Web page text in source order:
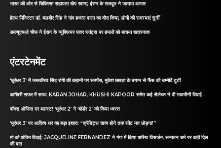
भारत की ओर से चिकित्सा सहायता खेप रवाना, ईरान के राजदूत ने जताया आभार
हेल्थ मिनिस्टर डॉ. बलबीर सिंह ने गांव हजारा वाला का दौरा किया, लोगों की समस्याएं सुनीं
डब्ल्यूएचओ चीफ ने ईरान के न्यूक्लियर पावर प्लांट्स पर हमलों को बताया खतरनाक
एंटरटेनमेंट
‘धुरंधर 3’ में जसकीरत सिंह रांगी की कहानी पर सस्पेंस, मुकेश छाबड़ा के बयान से फैंस की उम्मीदें टूटीं
आखिरी सफर में साथ: KARAN JOHAR, KHUSHI KAPOOR समेत कई सेलेब्स ने दी भावभीनी विदाई
बॉक्स ऑफिस पर ब्लास्ट! ‘धुरंधर 2’ ने ‘बॉर्डर 2’ को किया ध्वस्त
‘धुरंधर 3’ पर आदित्य धर का बड़ा इशारा: “क्रेडिट्स खत्म होने तक सीट मत छोड़ना!”
मां को अंतिम विदाई: JACQUELINE FERNANDEZ ने गंगा में किया अस्थि विसर्जन, सनातन धर्म पर कही दिल
की बात